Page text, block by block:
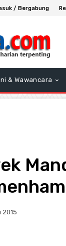
/ Bergabung
& Wawancara
2015